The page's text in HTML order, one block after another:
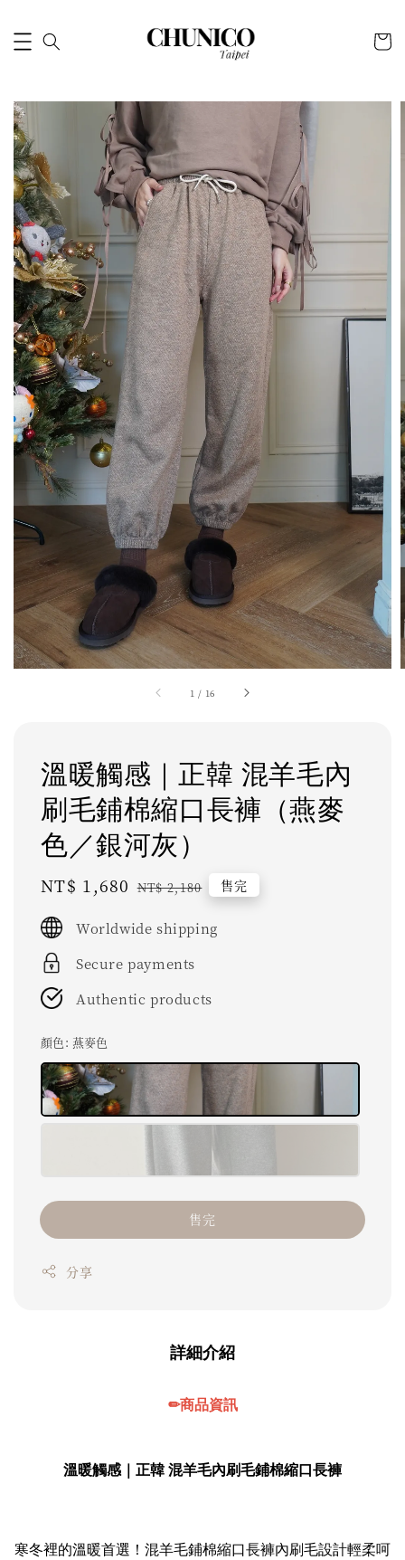
1 / 16
溫暖觸感｜正韓 混羊毛內
刷毛鋪棉縮口長褲（燕麥
色／銀河灰）
Sale
NT$ 1,680 Regular
NT$ 2,180 售完
Worldwide shipping
Secure payments
Authentic products
顏色: 燕麥色
售完
分享
詳細介紹
✏商品資訊
溫暖觸感｜正韓 混羊毛內刷毛鋪棉縮口長褲
寒冬裡的溫暖首選！混羊毛鋪棉縮口長褲內刷毛設計輕柔呵